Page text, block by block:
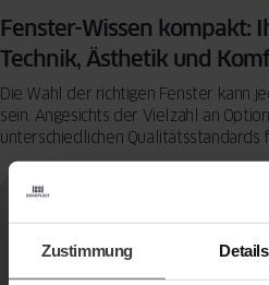
Zustimmung Details
Fenster-Wissen kompakt:
Technik, Ästhetik und
Die Wahl der richtigen Fenster kann
sein. Angesichts der Vielzahl an
unterschiedlichen Qualitätsstandards
überfordert.